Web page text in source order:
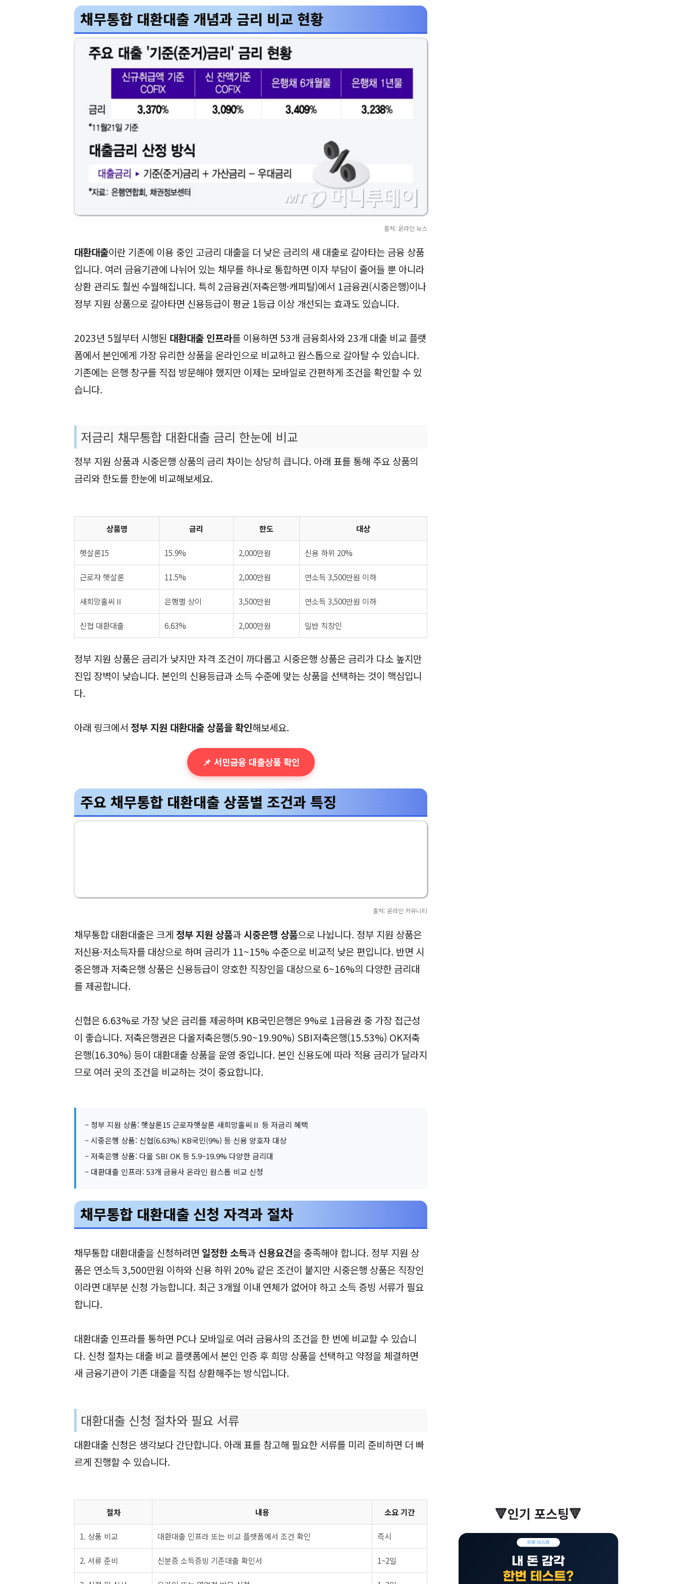
채무통합 대환대출 개념과 금리 비교 현황
출처: 온라인 뉴스
대환대출이란 기존에 이용 중인 고금리 대출을 더 낮은 금리의 새 대출로 갈아타는 금융 상품
입니다. 여러 금융기관에 나뉘어 있는 채무를 하나로 통합하면 이자 부담이 줄어들 뿐 아니라
상환 관리도 훨씬 수월해집니다. 특히 2금융권(저축은행·캐피탈)에서 1금융권(시중은행)이나
정부 지원 상품으로 갈아타면 신용등급이 평균 1등급 이상 개선되는 효과도 있습니다.
2023년 5월부터 시행된 대환대출 인프라를 이용하면 53개 금융회사와 23개 대출 비교 플랫
폼에서 본인에게 가장 유리한 상품을 온라인으로 비교하고 원스톱으로 갈아탈 수 있습니다.
기존에는 은행 창구를 직접 방문해야 했지만 이제는 모바일로 간편하게 조건을 확인할 수 있
습니다.
저금리 채무통합 대환대출 금리 한눈에 비교
정부 지원 상품과 시중은행 상품의 금리 차이는 상당히 큽니다. 아래 표를 통해 주요 상품의
금리와 한도를 한눈에 비교해보세요.
상품명 금리 한도 대상
햇살론15 15.9% 2,000만원 신용 하위 20%
근로자 햇살론 11.5% 2,000만원 연소득 3,500만원 이하
새희망홀씨Ⅱ 은행별 상이 3,500만원 연소득 3,500만원 이하
신협 대환대출 6.63% 2,000만원 일반 직장인
정부 지원 상품은 금리가 낮지만 자격 조건이 까다롭고 시중은행 상품은 금리가 다소 높지만
진입 장벽이 낮습니다. 본인의 신용등급과 소득 수준에 맞는 상품을 선택하는 것이 핵심입니
다.
아래 링크에서 정부 지원 대환대출 상품을 확인해보세요.
📌 서민금융 대출상품 확인
주요 채무통합 대환대출 상품별 조건과 특징
출처: 온라인 커뮤니티
채무통합 대환대출은 크게 정부 지원 상품과시중은행 상품으로 나뉩니다. 정부 지원 상품은
저신용·저소득자를 대상으로 하며 금리가 11~15% 수준으로 비교적 낮은 편입니다. 반면 시
중은행과 저축은행 상품은 신용등급이 양호한 직장인을 대상으로 6~16%의 다양한 금리대
를 제공합니다.
신협은 6.63%로 가장 낮은 금리를 제공하며 KB국민은행은 9%로 1금융권 중 가장 접근성
이 좋습니다. 저축은행권은 다올저축은행(5.90~19.90%) SBI저축은행(15.53%) OK저축
은행(16.30%) 등이 대환대출 상품을 운영 중입니다. 본인 신용도에 따라 적용 금리가 달라지
므로 여러 곳의 조건을 비교하는 것이 중요합니다.
– 정부 지원 상품: 햇살론15 근로자햇살론 새희망홀씨Ⅱ 등 저금리 혜택
– 시중은행 상품: 신협(6.63%) KB국민(9%) 등 신용 양호자 대상
– 저축은행 상품: 다올 SBI OK 등 5.9~19.9% 다양한 금리대
– 대환대출 인프라: 53개 금융사 온라인 원스톱 비교 신청
채무통합 대환대출 신청 자격과 절차
채무통합 대환대출을 신청하려면 일정한 소득과신용요건을 충족해야 합니다. 정부 지원 상
품은 연소득 3,500만원 이하와 신용 하위 20% 같은 조건이 붙지만 시중은행 상품은 직장인
이라면 대부분 신청 가능합니다. 최근 3개월 이내 연체가 없어야 하고 소득 증빙 서류가 필요
합니다.
대환대출 인프라를 통하면 PC나 모바일로 여러 금융사의 조건을 한 번에 비교할 수 있습니
다. 신청 절차는 대출 비교 플랫폼에서 본인 인증 후 희망 상품을 선택하고 약정을 체결하면
새 금융기관이 기존 대출을 직접 상환해주는 방식입니다.
대환대출 신청 절차와 필요 서류
대환대출 신청은 생각보다 간단합니다. 아래 표를 참고해 필요한 서류를 미리 준비하면 더 빠
르게 진행할 수 있습니다.
절차 내용 소요 기간
1. 상품 비교 대환대출 인프라 또는 비교 플랫폼에서 조건 확인 즉시
2. 서류 준비 신분증 소득증빙 기존대출 확인서 1~2일
🔻인기 포스팅🔻